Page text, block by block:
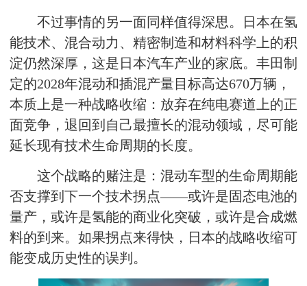
不过事情的另一面同样值得深思。日本在氢
能技术、混合动力、精密制造和材料科学上的积
淀仍然深厚，这是日本汽车产业的家底。丰田制
定的2028年混动和插混产量目标高达670万辆，
本质上是一种战略收缩：放弃在纯电赛道上的正
面竞争，退回到自己最擅长的混动领域，尽可能
延长现有技术生命周期的长度。
这个战略的赌注是：混动车型的生命周期能
否支撑到下一个技术拐点——或许是固态电池的
量产，或许是氢能的商业化突破，或许是合成燃
料的到来。如果拐点来得快，日本的战略收缩可
能变成历史性的误判。